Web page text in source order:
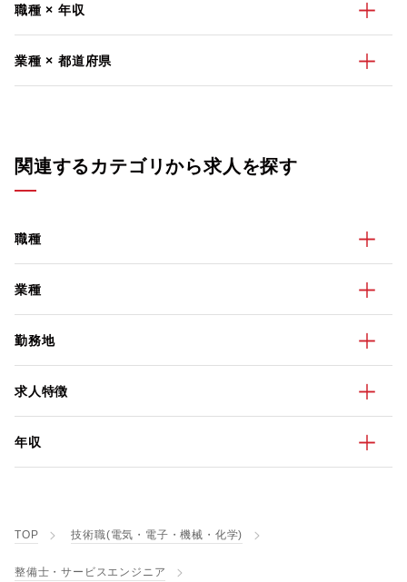
職種 × 年収
業種 × 都道府県
関連するカテゴリから求人を探す
職種
業種
勤務地
求人特徴
年収
TOP 技術職(電気・電子・機械・化学)
整備士・サービスエンジニア